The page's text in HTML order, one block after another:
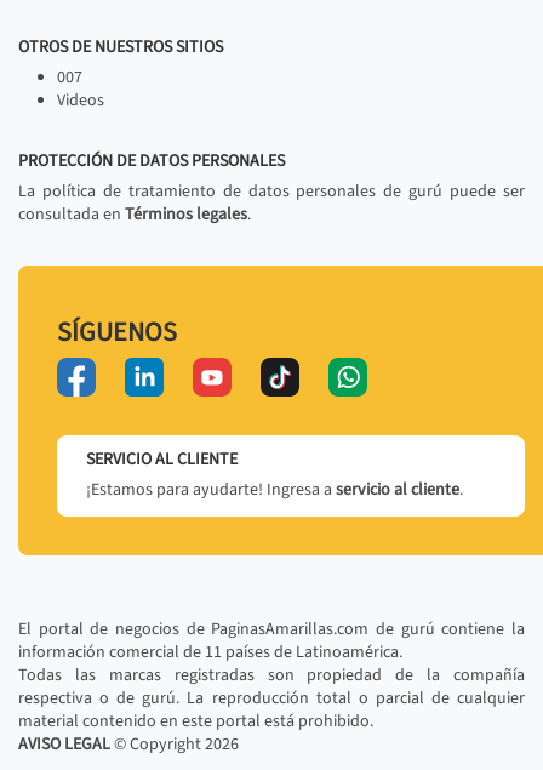
OTROS DE NUESTROS SITIOS
007
Videos
PROTECCIÓN DE DATOS PERSONALES
La política de tratamiento de datos personales de gurú puede ser
consultada en Términos legales.
SÍGUENOS
SERVICIO AL CLIENTE
¡Estamos para ayudarte! Ingresa a servicio al cliente.
El portal de negocios de PaginasAmarillas.com de gurú contiene la
información comercial de 11 países de Latinoamérica.
Todas las marcas registradas son propiedad de la compañía
respectiva o de gurú. La reproducción total o parcial de cualquier
material contenido en este portal está prohibido.
AVISO LEGAL© Copyright2026